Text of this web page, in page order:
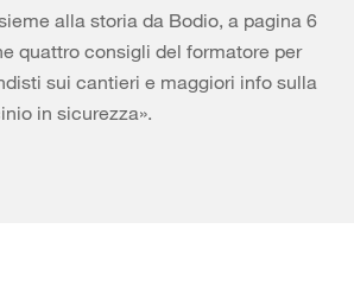
alla storia da Bodio, a pagina 6
quattro consigli del formatore per
sui cantieri e maggiori info sulla
in sicurezza».